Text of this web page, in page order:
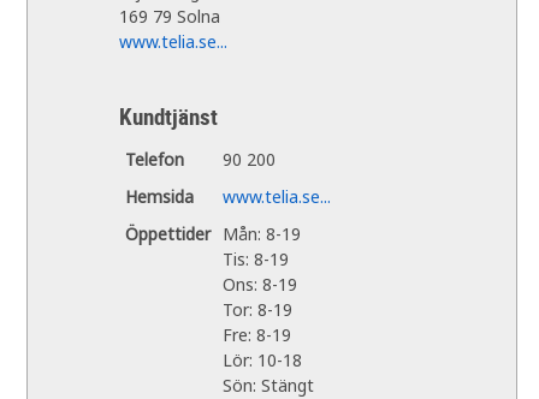
169 79 Solna
www.telia.se...
Kundtjänst
Telefon
90 200
Hemsida
www.telia.se...
Öppettider Mån: 8-19
Tis: 8-19
Ons: 8-19
Tor: 8-19
Fre: 8-19
Lör: 10-18
Sön: Stängt